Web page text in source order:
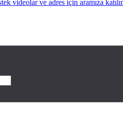
ve adres için aramıza katılın. Istek